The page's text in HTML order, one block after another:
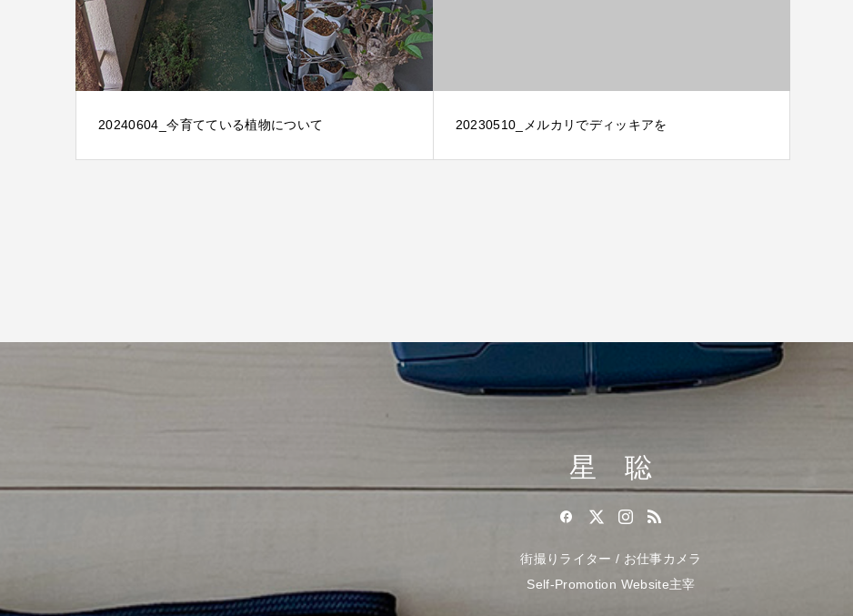
20240604_今育てている植物について 20230510_メルカリでディッキアを
星 聡
街撮りライター / お仕事カメラ
Self-Promotion Website主宰